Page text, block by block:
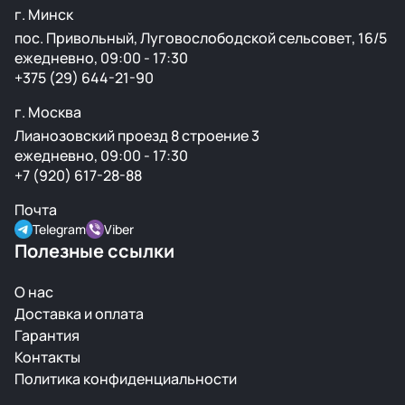
г. Минск
пос. Привольный, Луговослободской сельсовет, 16/5
ежедневно, 09:00 - 17:30
+375 (29) 644-21-90
г. Москва
Лианозовский проезд 8 строение 3
ежедневно, 09:00 - 17:30
+7 (920) 617-28-88
Почта
Telegram Viber
Полезные ссылки
О нас
Доставка и оплата
Гарантия
Контакты
Политика конфиденциальности